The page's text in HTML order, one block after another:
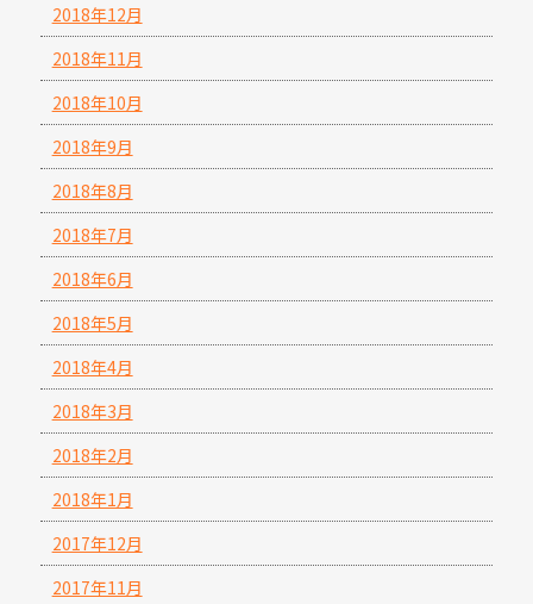
2018年12月
2018年11月
2018年10月
2018年9月
2018年8月
2018年7月
2018年6月
2018年5月
2018年4月
2018年3月
2018年2月
2018年1月
2017年12月
2017年11月